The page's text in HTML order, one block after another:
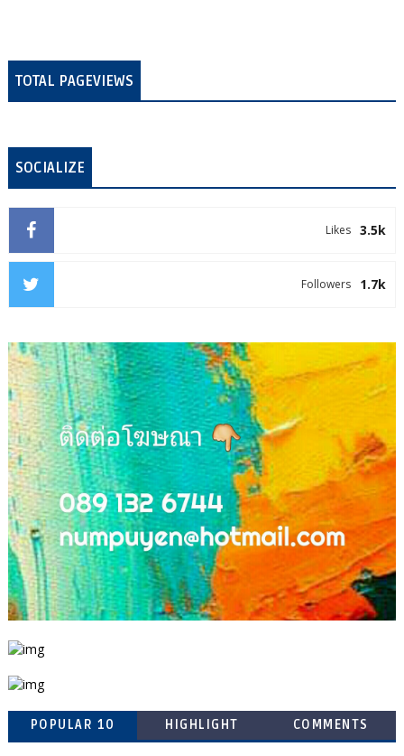
TOTAL PAGEVIEWS
SOCIALIZE
3.5k
Likes
1.7k
Followers
POPULAR 10 HIGHLIGHT COMMENTS